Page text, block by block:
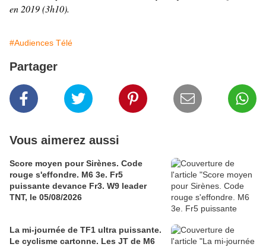
en 2019 (3h10).
#Audiences Télé
Partager
Vous aimerez aussi
Score moyen pour Sirènes. Code
rouge s'effondre. M6 3e. Fr5
puissante devance Fr3. W9 leader
TNT, le 05/08/2026
La mi-journée de TF1 ultra puissante.
Le cyclisme cartonne. Les JT de M6